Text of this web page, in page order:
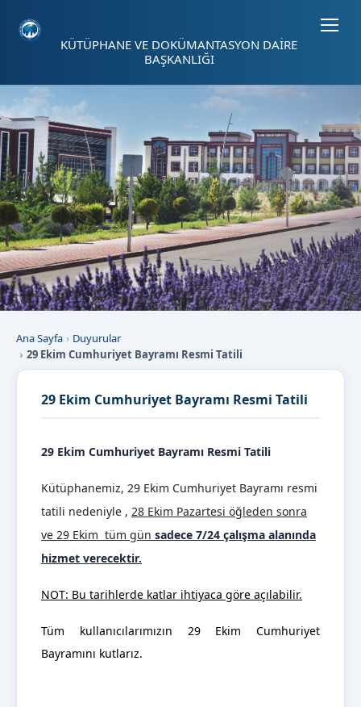
KÜTÜPHANE VE DOKÜMANTASYON DAİRE
BAŞKANLIĞI
Ana Sayfa
Duyurular
29 Ekim Cumhuriyet Bayramı Resmi Tatili
29 Ekim Cumhuriyet Bayramı Resmi Tatili
​29 Ekim Cumhuriyet Bayramı Resmi Tatili
Kütüphanemiz, 29 Ekim Cumhuriyet Bayramı resmi
tatili nedeniyle , 28 Ekim Pazartesi öğleden sonra
ve 29 Ekim tüm gün sadece 7/24 çalışma alanında
hizmet verecektir.
NOT: Bu tarihlerde katlar ihtiyaca göre açılabilir.
Tüm kullanıcılarımızın 29 Ekim Cumhuriyet
Bayramını kutlarız.